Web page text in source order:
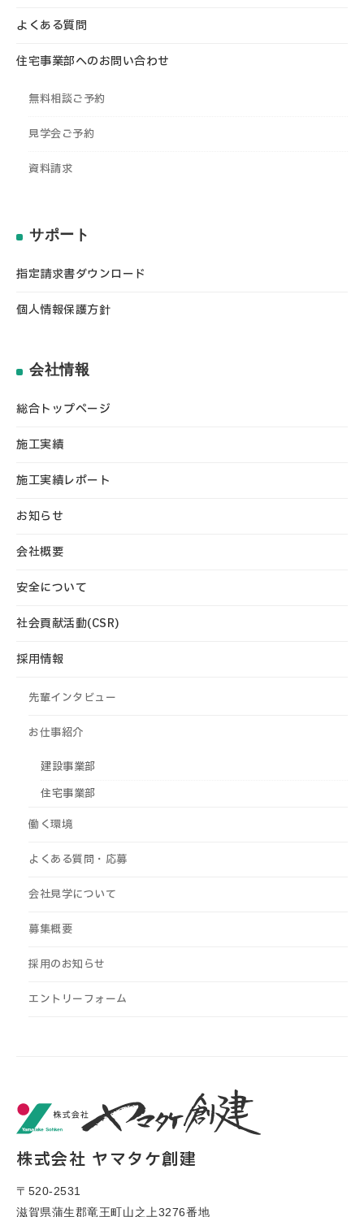
株式会社 ヤマタケ創建
〒520-2531
滋賀県蒲生郡竜王町山之上3276番地
よくある質問
住宅事業部へのお問い合わせ
無料相談ご予約
見学会ご予約
資料請求
サポート
指定請求書ダウンロード
個人情報保護方針
会社情報
総合トップページ
施工実績
施工実績レポート
お知らせ
会社概要
安全について
社会貢献活動(CSR)
採用情報
先輩インタビュー
お仕事紹介
建設事業部
住宅事業部
働く環境
よくある質問・応募
会社見学について
募集概要
採用のお知らせ
エントリーフォーム